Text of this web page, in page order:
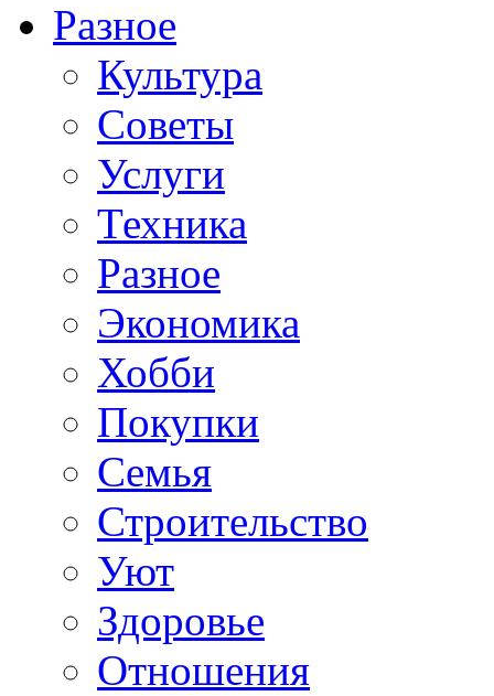
Разное
Культура
Советы
Услуги
Техника
Разное
Экономика
Хобби
Покупки
Семья
Строительство
Уют
Здоровье
Отношения